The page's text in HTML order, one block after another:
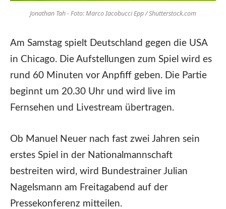
Jonathan Tah - Foto: Marco Iacobucci Epp / Shutterstock.com
Am Samstag spielt Deutschland gegen die USA
in Chicago. Die Aufstellungen zum Spiel wird es
rund 60 Minuten vor Anpfiff geben. Die Partie
beginnt um 20.30 Uhr und wird live im
Fernsehen und Livestream übertragen.
Ob Manuel Neuer nach fast zwei Jahren sein
erstes Spiel in der Nationalmannschaft
bestreiten wird, wird Bundestrainer Julian
Nagelsmann am Freitagabend auf der
Pressekonferenz mitteilen.